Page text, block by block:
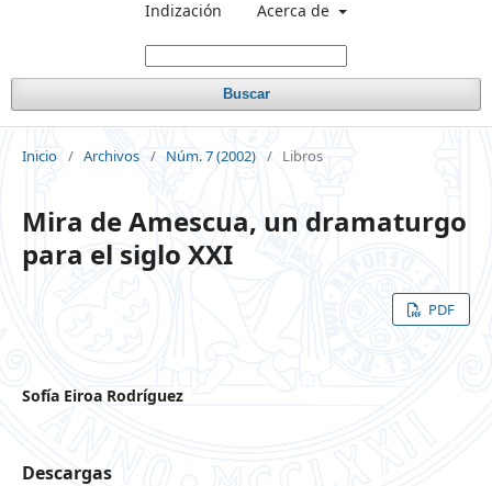
Indización Acerca de
Buscar
Inicio / Archivos / Núm. 7 (2002) / Libros
Mira de Amescua, un dramaturgo
para el siglo XXI
PDF
Sofía Eiroa Rodríguez
Descargas